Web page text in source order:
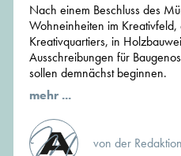
Nach einem Beschluss des
Wohneinheiten im Kreativfeld,
Kreativquartiers, in
Ausschreibungen für
sollen demnächst beginnen.
mehr ...
von der